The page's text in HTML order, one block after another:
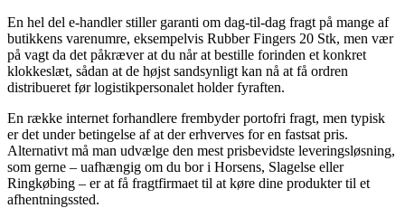
En hel del e-handler stiller garanti om dag-til-dag fragt på mange af
butikkens varenumre, eksempelvis Rubber Fingers 20 Stk, men vær
på vagt da det påkræver at du når at bestille forinden et konkret
klokkeslæt, sådan at de højst sandsynligt kan nå at få ordren
distribueret før logistikpersonalet holder fyraften.
En række internet forhandlere frembyder portofri fragt, men typisk
er det under betingelse af at der erhverves for en fastsat pris.
Alternativt må man udvælge den mest prisbevidste leveringsløsning,
som gerne – uafhængig om du bor i Horsens, Slagelse eller
Ringkøbing – er at få fragtfirmaet til at køre dine produkter til et
afhentningssted.